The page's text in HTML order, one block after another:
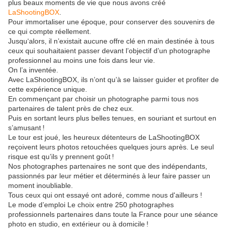
plus beaux moments de vie que nous avons créé
LaShootingBOX
Pour immortaliser une époque, pour conserver des souvenirs de
ce qui compte réellement.
Jusqu‘alors, il n’existait aucune offre clé en main destinée à tous
ceux qui souhaitaient passer devant l’objectif d’un photographe
professionnel au moins une fois dans leur vie.
On l’a inventée.
Avec LaShootingBOX, ils n’ont qu’à se laisser guider et profiter de
cette expérience unique.
En commençant par choisir un photographe parmi tous nos
partenaires de talent près de chez eux.
Puis en sortant leurs plus belles tenues, en souriant et surtout en
s’amusant !
Le tour est joué, les heureux détenteurs de LaShootingBOX
reçoivent leurs photos retouchées quelques jours après. Le seul
risque est qu’ils y prennent goût !
Nos photographes partenaires ne sont que des indépendants,
passionnés par leur métier et déterminés à leur faire passer un
moment inoubliable.
Tous ceux qui ont essayé ont adoré, comme nous d'ailleurs !
Le mode d’emploi Le choix entre 250 photographes
professionnels partenaires dans toute la France pour une séance
photo en studio, en extérieur ou à domicile !